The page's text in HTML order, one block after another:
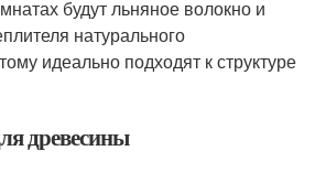
будут льняное волокно и
натурального
идеально подходят к структуре
древесины